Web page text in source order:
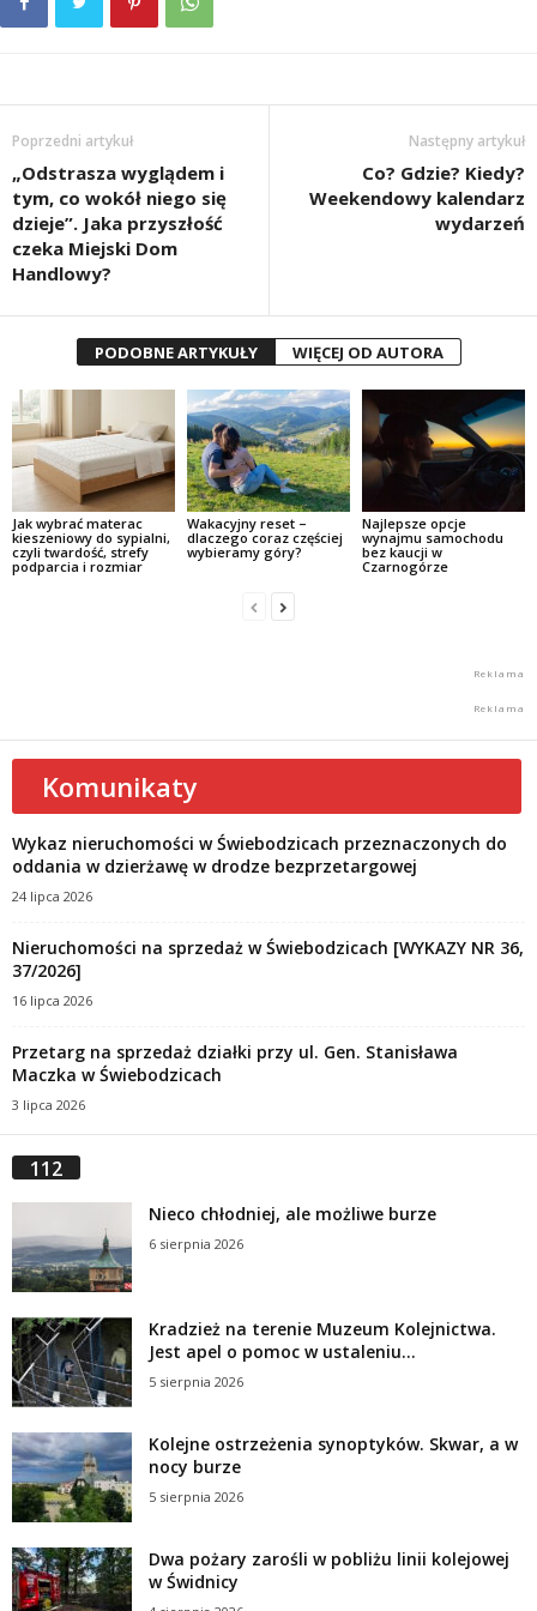
Poprzedni artykuł
„Odstrasza wyglądem i
tym, co wokół niego się
dzieje”. Jaka przyszłość
czeka Miejski Dom
Handlowy?
Następny artykuł
Co? Gdzie? Kiedy?
Weekendowy kalendarz
wydarzeń
PODOBNE ARTYKUŁY WIĘCEJ OD AUTORA
Jak wybrać materac
kieszeniowy do sypialni,
czyli twardość, strefy
podparcia i rozmiar
Wakacyjny reset –
dlaczego coraz częściej
wybieramy góry?
Najlepsze opcje
wynajmu samochodu
bez kaucji w
Czarnogórze
Komunikaty
Wykaz nieruchomości w Świebodzicach przeznaczonych do
oddania w dzierżawę w drodze bezprzetargowej
24 lipca 2026
Nieruchomości na sprzedaż w Świebodzicach [WYKAZY NR 36,
37/2026]
16 lipca 2026
Przetarg na sprzedaż działki przy ul. Gen. Stanisława
Maczka w Świebodzicach
3 lipca 2026
112
Nieco chłodniej, ale możliwe burze
6 sierpnia 2026
Kradzież na terenie Muzeum Kolejnictwa.
Jest apel o pomoc w ustaleniu...
5 sierpnia 2026
Kolejne ostrzeżenia synoptyków. Skwar, a w
nocy burze
5 sierpnia 2026
Dwa pożary zarośli w pobliżu linii kolejowej
w Świdnicy